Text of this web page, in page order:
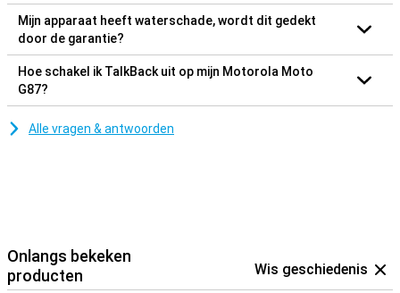
Mijn apparaat heeft waterschade, wordt dit gedekt
door de garantie?
Hoe schakel ik TalkBack uit op mijn Motorola Moto
G87?
Alle vragen & antwoorden
Onlangs bekeken
producten
Wis geschiedenis